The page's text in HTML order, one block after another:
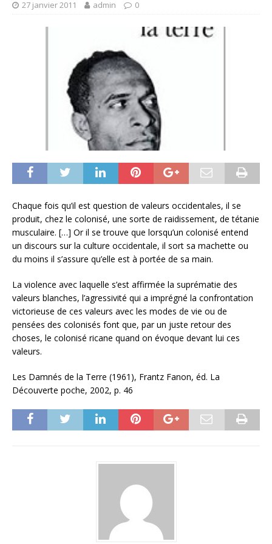
27 janvier 2011 admin 0
Chaque fois qu’il est question de valeurs occidentales, il se
produit, chez le colonisé, une sorte de raidissement, de tétanie
musculaire. […] Or il se trouve que lorsqu’un colonisé entend
un discours sur la culture occidentale, il sort sa machette ou
du moins il s’assure qu’elle est à portée de sa main.
La violence avec laquelle s’est affirmée la suprématie des
valeurs blanches, l’agressivité qui a imprégné la confrontation
victorieuse de ces valeurs avec les modes de vie ou de
pensées des colonisés font que, par un juste retour des
choses, le colonisé ricane quand on évoque devant lui ces
valeurs.
Les Damnés de la Terre (1961), Frantz Fanon, éd. La
Découverte poche, 2002, p. 46